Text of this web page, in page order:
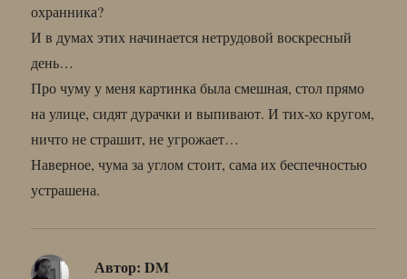
охранника?
И в думах этих начинается нетрудовой воскресный
день…
Про чуму у меня картинка была смешная, стол прямо
на улице, сидят дурачки и выпивают. И тих-хо кругом,
ничто не страшит, не угрожает…
Наверное, чума за углом стоит, сама их беспечностью
устрашена.
Автор: DM